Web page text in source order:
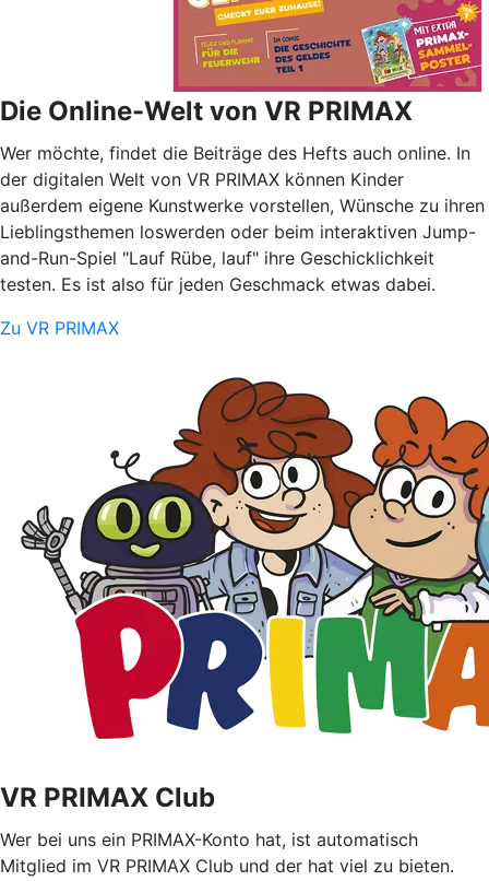
Die Online-Welt von VR PRIMAX
Wer möchte, findet die Beiträge des Hefts auch online. In
der digitalen Welt von VR PRIMAX können Kinder
außerdem eigene Kunstwerke vorstellen, Wünsche zu ihren
Lieblingsthemen loswerden oder beim interaktiven Jump-
and-Run-Spiel "Lauf Rübe, lauf" ihre Geschicklichkeit
testen. Es ist also für jeden Geschmack etwas dabei.
Zu VR PRIMAX
VR PRIMAX Club
Wer bei uns ein PRIMAX-Konto hat, ist automatisch
Mitglied im VR PRIMAX Club und der hat viel zu bieten.